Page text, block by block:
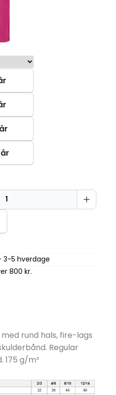
3-5 hverdage
800 kr.
rund hals, fire-lags
Regular
175 g/m²